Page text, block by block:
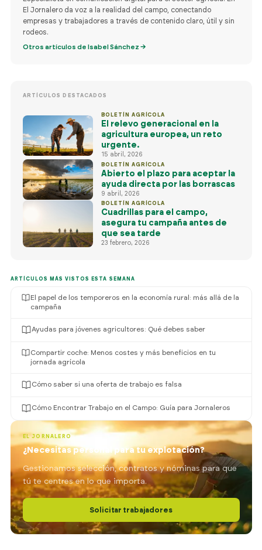
El Jornalero da voz a la realidad del campo, conectando
empresas y trabajadores a través de contenido claro, útil y sin
rodeos.
Otros artículos de Isabel Sánchez →
ARTÍCULOS DESTACADOS
BOLETÍN AGRÍCOLA
El relevo generacional en la
agricultura europea, un reto
urgente.
15 abril, 2026
BOLETÍN AGRÍCOLA
Abierto el plazo para aceptar la
ayuda directa por las borrascas
9 abril, 2026
BOLETÍN AGRÍCOLA
Cuadrillas para el campo,
asegura tu campaña antes de
que sea tarde
23 febrero, 2026
ARTÍCULOS MÁS VISTOS ESTA SEMANA
El papel de los temporeros en la economía rural: más allá de la
campaña
Ayudas para jóvenes agricultores: Qué debes saber
Compartir coche: Menos costes y más beneficios en tu
jornada agrícola
Cómo saber si una oferta de trabajo es falsa
Cómo Encontrar Trabajo en el Campo: Guía para Jornaleros
EL JORNALERO
¿Necesitas personal para tu explotación?
Gestionamos selección, contratos y nóminas para que
tú te centres en lo que importa.
Solicitar trabajadores